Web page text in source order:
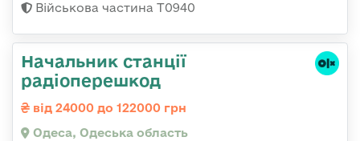
Військова частина Т0940
Начальник станції
радіоперешкод
від 24000 до 122000 грн
Одеса, Одеська область